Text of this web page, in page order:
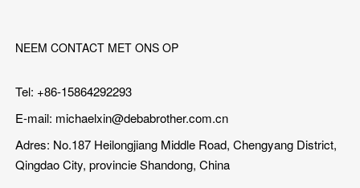
NEEM CONTACT MET ONS OP
Tel: +86-15864292293
E-mail: michaelxin@debabrother.com.cn
Adres: No.187 Heilongjiang Middle Road, Chengyang District,
Qingdao City, provincie Shandong, China